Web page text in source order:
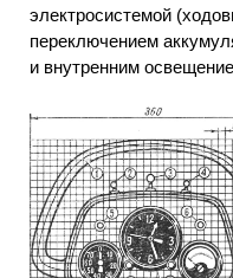
электросистемой
переключением
и внутренним